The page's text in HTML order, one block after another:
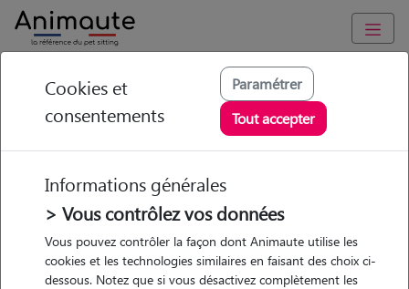
Animaute Ile-de-France / Saint-Ouen-l'Aumône
Ulgenitza - Petsitter
à ST OUEN L
AUMONE
• 24 ans
Cookies et
consentements
Paramétrer
Tout accepter
Informations générales
> Vous contrôlez vos données
Vous pouvez contrôler la façon dont Animaute utilise les
cookies et les technologies similaires en faisant des choix ci-
dessous. Notez que si vous désactivez complètement les